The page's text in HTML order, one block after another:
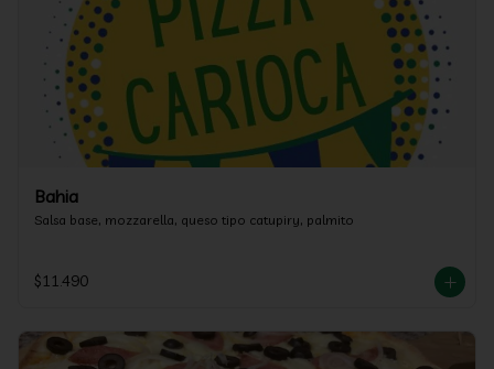
Bahia
Salsa base, mozzarella, queso tipo catupiry, palmito
$11.490